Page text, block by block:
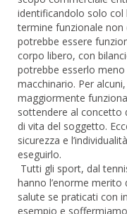
identificandolo solo
termine funzionale non
potrebbe essere
corpo libero, con
potrebbe esserlo
macchinario. Per
maggiormente
sottendere al concetto
di vita del soggetto.
sicurezza e
eseguirlo.
Tutti gli sport, dal
hanno l’enorme
salute se praticati con
esempio e